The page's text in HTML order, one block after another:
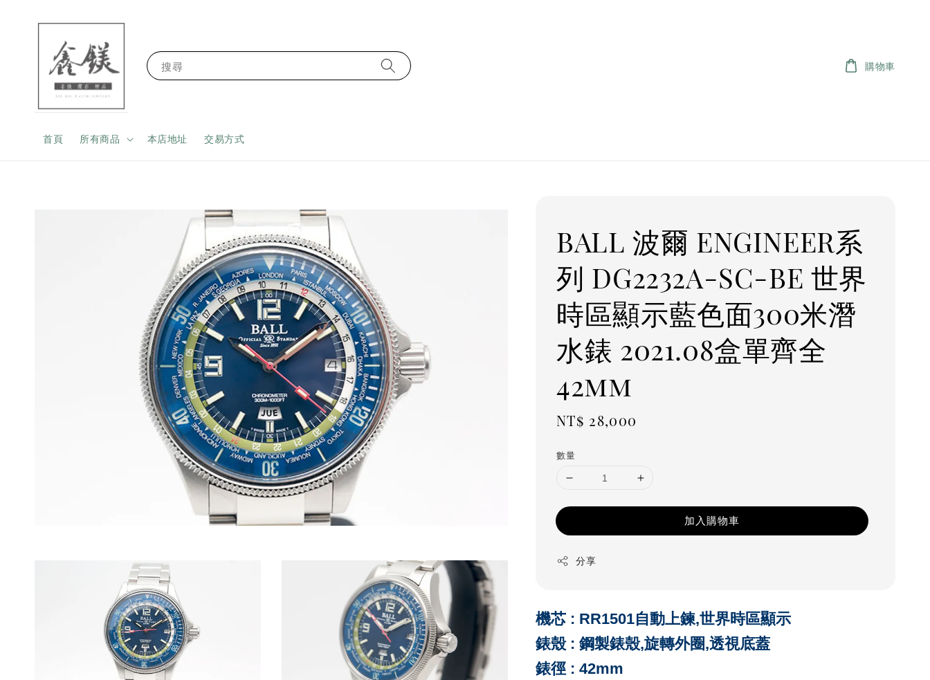
搜尋
首頁 所有商品 本店地址 交易方式
購物車
BALL 波爾 ENGINEER系
列 DG2232A-SC-BE 世界
時區顯示藍色面300米潛
水錶 2021.08盒單齊全
42mm
Regular
NT$ 28,000
數量
加入購物車
分享
機芯 : RR1501自動上鍊,世界時區顯示
錶殼 : 鋼製錶殼,旋轉外圈,透視底蓋
錶徑 : 42mm